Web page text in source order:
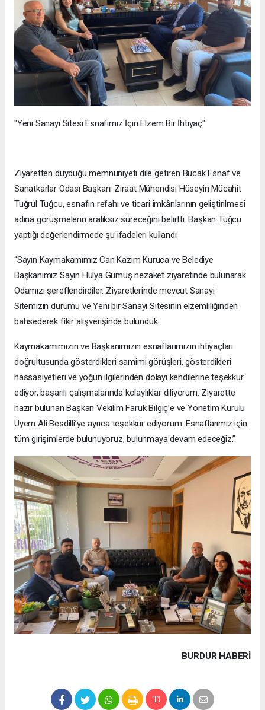
"Yeni Sanayi Sitesi Esnafımız İçin Elzem Bir İhtiyaç"
Ziyaretten duyduğu memnuniyeti dile getiren Bucak Esnaf ve
Sanatkarlar Odası Başkanı Ziraat Mühendisi Hüseyin Mücahit
Tuğrul Tuğcu, esnafın refahı ve ticari imkânlarının geliştirilmesi
adına görüşmelerin aralıksız süreceğini belirtti. Başkan Tuğcu
yaptığı değerlendirmede şu ifadeleri kullandı:
“Sayın Kaymakamımız Can Kazım Kuruca ve Belediye
Başkanımız Sayın Hülya Gümüş nezaket ziyaretinde bulunarak
Odamızı şereflendirdiler. Ziyaretlerinde mevcut Sanayi
Sitemizin durumu ve Yeni bir Sanayi Sitesinin elzemliliğinden
bahsederek fikir alışverişinde bulunduk.
Kaymakamımızın ve Başkanımızın esnaflarımızın ihtiyaçları
doğrultusunda gösterdikleri samimi görüşleri, gösterdikleri
hassasiyetleri ve yoğun ilgilerinden dolayı kendilerine teşekkür
ediyor, başarılı çalışmalarında kolaylıklar diliyorum. Ziyarette
hazır bulunan Başkan Vekilim Faruk Bilgiç’e ve Yönetim Kurulu
Üyem Ali Besdilli’ye ayrıca teşekkür ediyorum. Esnaflarımız için
tüm girişimlerde bulunuyoruz, bulunmaya devam edeceğiz.”
BURDUR HABERİ